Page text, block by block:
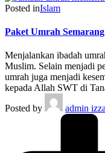
Posted inIslam
Paket Umrah
Menjalankan ibadah
Muslim. Selain menjadi
umrah juga menjadi
kepada Allah SWT di
Posted by
admin